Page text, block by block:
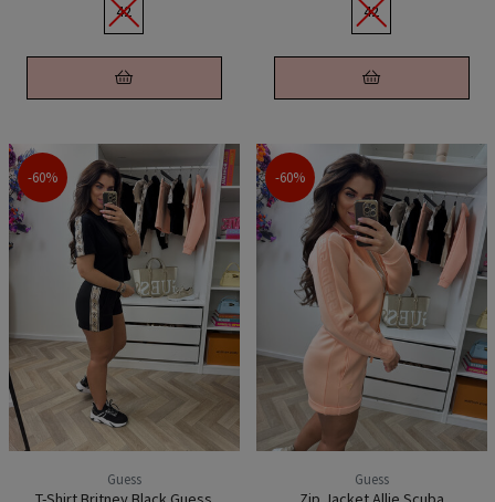
42 42
-60%
Guess
-60%
Guess